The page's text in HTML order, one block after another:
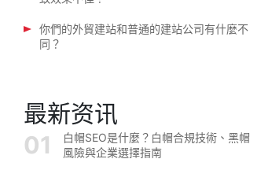
你們的外貿建站和普通的建站公司有什麼不
同？
最新资讯
白帽SEO是什麼？白帽合規技術、黑帽
風險與企業選擇指南